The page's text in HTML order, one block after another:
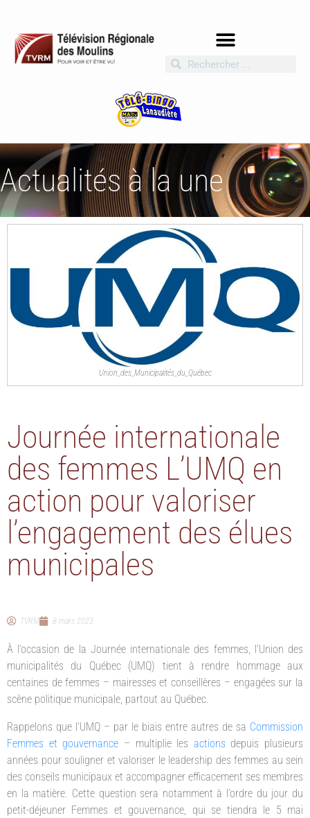
Actualités à la une
Union_des_Municipalités_du_Québec
Journée internationale
des femmes L’UMQ en
action pour valoriser
l’engagement des élues
municipales
TVRM 8 mars 2023
À l’occasion de la Journée internationale des femmes, l’Union des
municipalités du Québec (UMQ) tient à rendre hommage aux
centaines de femmes – mairesses et conseillères – engagées sur la
scène politique municipale, partout au Québec.
Rappelons que l’UMQ – par le biais entre autres de sa Commission
Femmes et gouvernance – multiplie les actionsdepuis plusieurs
années pour souligner et valoriser le leadership des femmes au sein
des conseils municipaux et accompagner efficacement ses membres
en la matière. Cette question sera notamment à l’ordre du jour du
petit-déjeuner Femmes et gouvernance, qui se tiendra le 5 mai